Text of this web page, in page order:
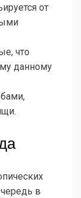
от
что
данному
в